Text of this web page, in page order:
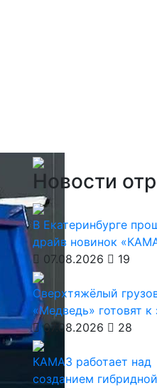
Новости
В Екатеринбурге
драйв новинок
07.08.2026
19
Сверхтяжёлый
«Медведь» готовят к
07.08.2026
28
КАМАЗ работает над
созданием